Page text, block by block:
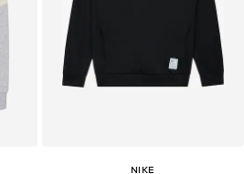
NIKE